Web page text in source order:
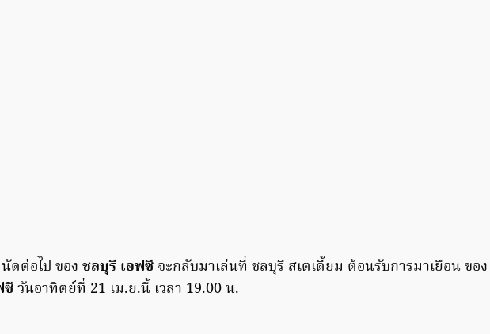
ดต่อไป ของ ชลบุรี เอฟซี จะกลับมาเล่นที่ ชลบุรี สเตเดี้ยม ต้อนรับการมาเยือน ของ
ซีวันอาทิตย์ที่ 21 เม.ย.นี้ เวลา 19.00 น.